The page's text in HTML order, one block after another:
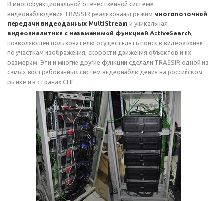
В многофункциональной отечественной системе
видеонаблюдения TRASSIR реализованы режим многопоточной
передачи видеоданных MultiStream и уникальная
видеоаналитика с незаменимой функцией ActiveSearch,
позволяющей пользователю осуществлять поиск в видеоархиве
по участкам изображения, скорости движения объектов и их
размерам. Эти и многие другие функции сделали TRASSIR одной из
самых востребованных систем видеонаблюдения на российском
рынке и в странах СНГ.